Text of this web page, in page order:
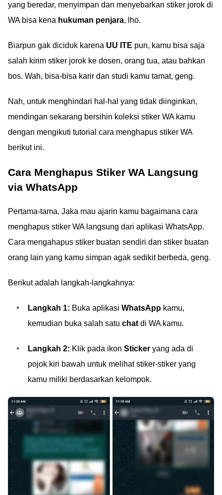
yang beredar, menyimpan dan menyebarkan stiker jorok di
WA bisa kena hukuman penjara, lho.
Biarpun gak diciduk karena UU ITE pun, kamu bisa saja
salah kirim stiker jorok ke dosen, orang tua, atau bahkan
bos. Wah, bisa-bisa karir dan studi kamu tamat, geng.
Nah, untuk menghindari hal-hal yang tidak diinginkan,
mendingan sekarang bersihin koleksi stiker WA kamu
dengan mengikuti tutorial cara menghapus stiker WA
berikut ini.
Cara Menghapus Stiker WA Langsung
via WhatsApp
Pertama-tama, Jaka mau ajarin kamu bagaimana cara
menghapus stiker WA langsung dari aplikasi WhatsApp.
Cara mengahapus stiker buatan sendiri dan stiker buatan
orang lain yang kamu simpan agak sedikit berbeda, geng.
Berikut adalah langkah-langkahnya:
Langkah 1: Buka aplikasi WhatsApp kamu,
kemudian buka salah satu chat di WA kamu.
Langkah 2: Klik pada ikon Sticker yang ada di
pojok kiri bawah untuk melihat stiker-stiker yang
kamu miliki berdasarkan kelompok.